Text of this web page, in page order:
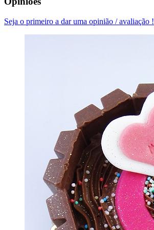
Seja o primeiro a dar uma opinião / avaliação !